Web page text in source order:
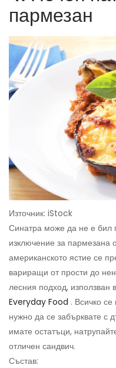
пармезан
Източник: iStock
Синатра може да не е бил
изключение за пармезана
американското ястие се
вариращи от прости до
лесния подход, използван
Everyday Food . Всичко
нужно да се забърквате с
имате остатъци,
отличен сандвич.
Състав: